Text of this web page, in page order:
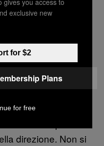
era una
provava ancora
sia ‘furbo’
spiega.
spirito del Natale
ti fa accogliere
per loro. Se c’è
è andata in pezzi
momento per
direzione. Non si
exclusive new
for $2
Plans
for free